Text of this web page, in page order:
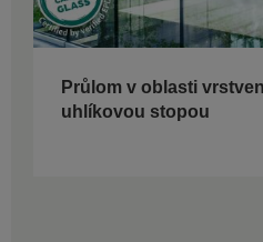
Průlom v oblasti
uhlíkovou stopou